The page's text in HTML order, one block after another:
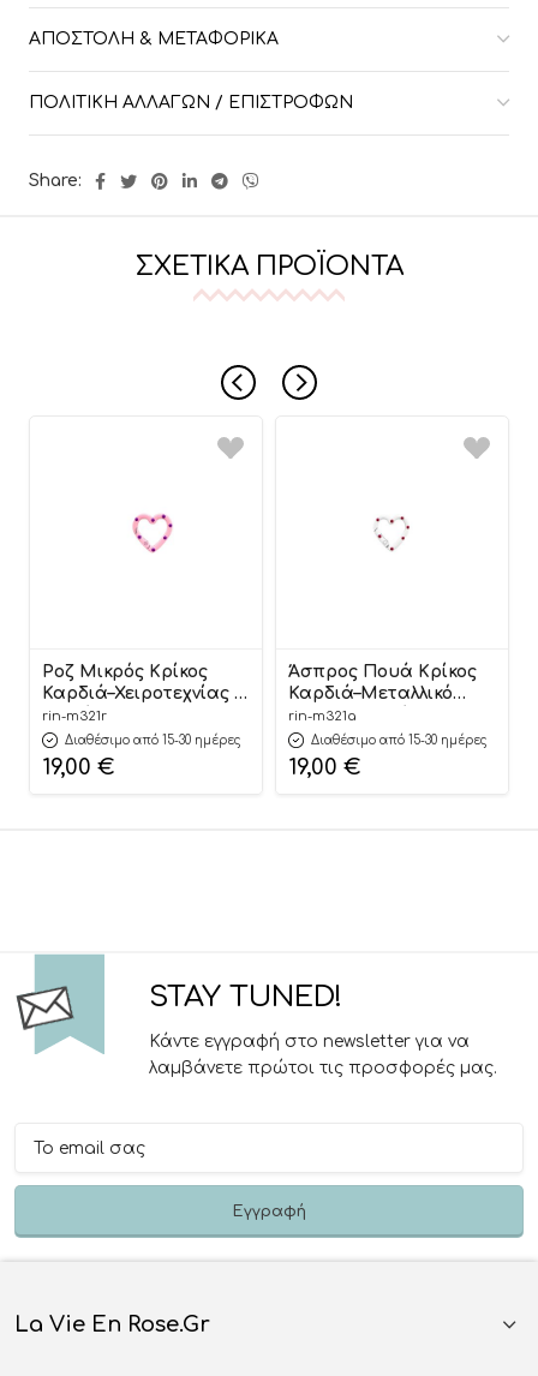
ΑΠΟΣΤΟΛΉ & ΜΕΤΑΦΟΡΙΚΆ
ΠΟΛΙΤΙΚΉ ΑΛΛΑΓΏΝ / ΕΠΙΣΤΡΟΦΏΝ
Share:
ΣΧΕΤΙΚΆ ΠΡΟΪΌΝΤΑ
Ροζ Μικρός Κρίκος
Καρδιά–Χειροτεχνίας &
Διακόσμησης 3cm (50
τεμάχια) | Μ321Ρ
Riniotis
rin-m321r
Διαθέσιμο από 15-30 ημέρες
19,00 €
Άσπρος Πουά Κρίκος
Καρδιά–Μεταλλικό
Διακοσμητικό
Κρεμαστό 3cm (50
τεμάχια) | Μ321Α
Riniotis
rin-m321a
Διαθέσιμο από 15-30 ημέρες
19,00 €
STAY TUNED!
Κάντε εγγραφή στο newsletter για να
λαμβάνετε πρώτοι τις προσφορές μας.
La Vie En Rose.gr